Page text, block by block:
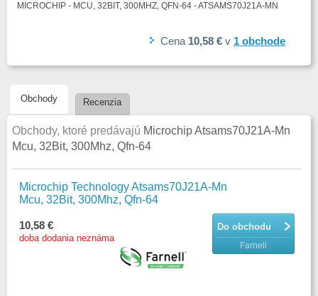
MICROCHIP - MCU, 32BIT, 300MHZ, QFN-64 - ATSAMS70J21A-MN
Cena 10,58 € v 1 obchode
Obchody Recenzia
Obchody, ktoré predávajú Microchip Atsams70J21A-Mn
Mcu, 32Bit, 300Mhz, Qfn-64
Microchip Technology Atsams70J21A-Mn
Mcu, 32Bit, 300Mhz, Qfn-64
Do obchodu
Farnell
10,58 €
doba dodania neznáma